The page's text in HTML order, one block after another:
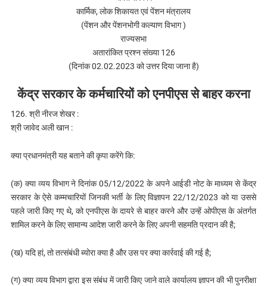
कार्मिक, लोक शिकायत एवं पेंशन मंत्रालय
(पेंशन और पेंशनभोगी कल्याण विभाग )
राज्यसभा
अतारांकित प्रश्न संख्या 126
(दिनांक 02.02.2023 को उत्तर दिया जाना है)
केंद्र सरकार के कर्मचारियों को एनपीएस से बाहर करना
126. श्री नीरज शेखर :
श्री जावेद अली खान :
क्या प्रधानमंत्री यह बताने की कृपा करेंगे कि:
(क) क्‍या व्यय विभाग ने दिनांक 05/12/2022 के अपने आईडी नोट के माध्यम से केंद्र
सरकार के ऐसे कम्मचारियों जिनकी भर्ती के लिए विज्ञापन 22/12/2023 को या उससे
पहले जारी किए गए थे, को एनपीएस के दायरे से बाहर करने और उन्हें ओपीएस के अंतर्गत
शामिल करने के लिए सामान्य आदेश जारी करने के लिए अपनी सहमति प्रदान की है;
(ख) यदि हां, तो तत्संबंधी ब्योरा क्या है और उस पर क्या कार्रवाई की गई है;
(ग) क्‍या व्यय विभाग द्वारा इस संबंध में जारी किए जाने वाले कार्यालय ज्ञापन की भी पुनरीक्षा